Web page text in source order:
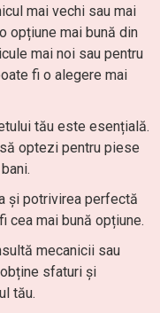
mai vechi sau mai
opțiune mai bună din
mai noi sau pentru
fi o alegere mai
tău este esențială.
optezi pentru piese
și potrivirea perfectă
cea mai bună opțiune.
mecanicii sau
sfaturi și
tău.